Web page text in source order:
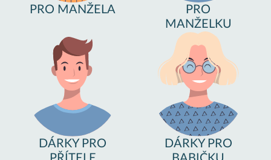
PRO MANŽELA
PRO
MANŽELKU
DÁRKY PRO
DÁRKY PRO